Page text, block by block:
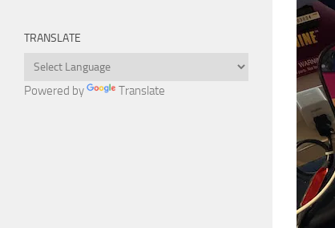
TRANSLATE
Powered by Translate